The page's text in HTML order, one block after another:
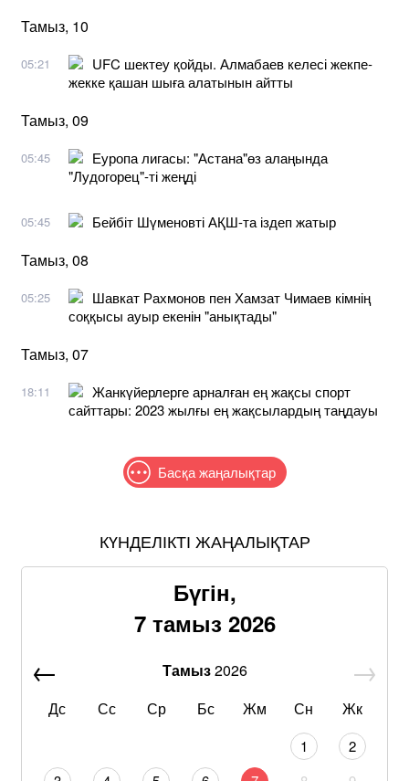
Тамыз, 10
05:21
UFC шектеу қойды. Алмабаев келесі жекпе-
жекке қашан шыға алатынын айтты
Тамыз, 09
05:45
Еуропа лигасы: "Астана"өз алаңында
"Лудогорец"-ті жеңді
05:45 Бейбіт Шүменовті АҚШ-та іздеп жатыр
Тамыз, 08
05:25
Шавкат Рахмонов пен Хамзат Чимаев кімнің
соққысы ауыр екенін "анықтады"
Тамыз, 07
18:11
Жанкүйерлерге арналған ең жақсы спорт
сайттары: 2023 жылғы ең жақсылардың таңдауы
Басқа жаңалықтар
КҮНДЕЛІКТІ ЖАҢАЛЫҚТАР
Бүгін,
7 тамыз 2026
Тамыз2026
Дс
Сс Ср Бс Жм Сн Жк
1
2